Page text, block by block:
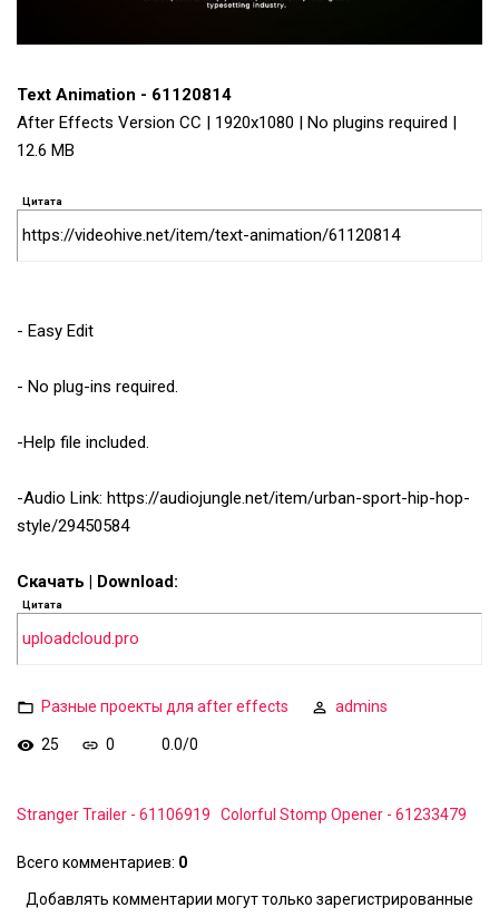
Text Animation - 61120814
After Effects Version CC | 1920x1080 | No plugins required |
12.6 MB
Цитата
https://videohive.net/item/text-animation/61120814
- Easy Edit
- No plug-ins required.
-Help file included.
-Audio Link: https://audiojungle.net/item/urban-sport-hip-hop-
style/29450584
Скачать | Download:
Цитата
uploadcloud.pro
Разные проекты для after effects admins
25 0 0.0/0
Stranger Trailer - 61106919 Colorful Stomp Opener - 61233479
Всего комментариев: 0
Добавлять комментарии могут только зарегистрированные